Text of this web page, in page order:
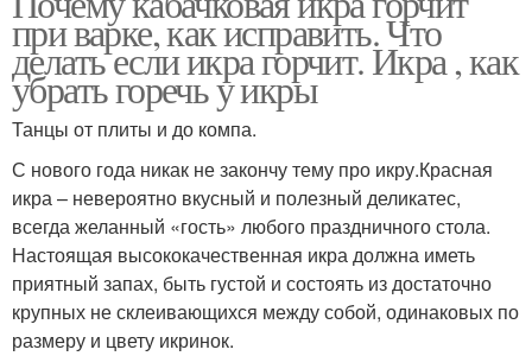
при варке, как исправить. Что
делать если икра горчит. Икра , как
убрать горечь у икры
Танцы от плиты и до компа.
С нового года никак не закончу тему про икру.Красная
икра – невероятно вкусный и полезный деликатес,
всегда желанный «гость» любого праздничного стола.
Настоящая высококачественная икра должна иметь
приятный запах, быть густой и состоять из достаточно
крупных не склеивающихся между собой, одинаковых по
размеру и цвету икринок.